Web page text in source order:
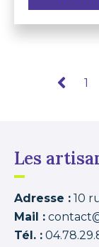
1
Les
Adresse : 10
Mail :
Tél. :